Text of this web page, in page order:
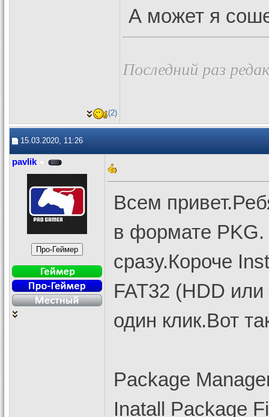
А может я
Последний раз
(2)
15.03.2020, 11:26
pavlik
Всем
в формате PKG.
сразу.Короче
FAT32 (HDD
один клик.Вот
Package
Inatall Package